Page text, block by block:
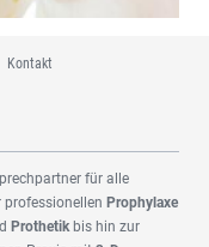
Kontakt
für alle
Prophylaxe
Prothetikbis hin zur